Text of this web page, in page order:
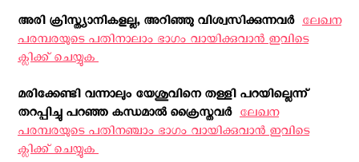
അരി ക്രിസ്ത്യാനികളല്ല, അറിഞ്ഞു വിശ്വസിക്കുന്നവര്‍ ‍ ലേഖന
പരമ്പരയുടെ പതിനാലാം ഭാഗം വായിക്കുവാന്‍ ഇവിടെ
ക്ലിക്ക് ചെയ്യുക ‍
മരിക്കേണ്ടി വന്നാലും യേശുവിനെ തള്ളി പറയില്ലെന്ന്
തറപ്പിച്ചു പറഞ്ഞ കന്ധമാല്‍ ക്രൈസ്തവര്‍ ‍ ലേഖന
പരമ്പരയുടെ പതിനഞ്ചാം ഭാഗം വായിക്കുവാന്‍ ഇവിടെ
ക്ലിക്ക് ചെയ്യുക ‍